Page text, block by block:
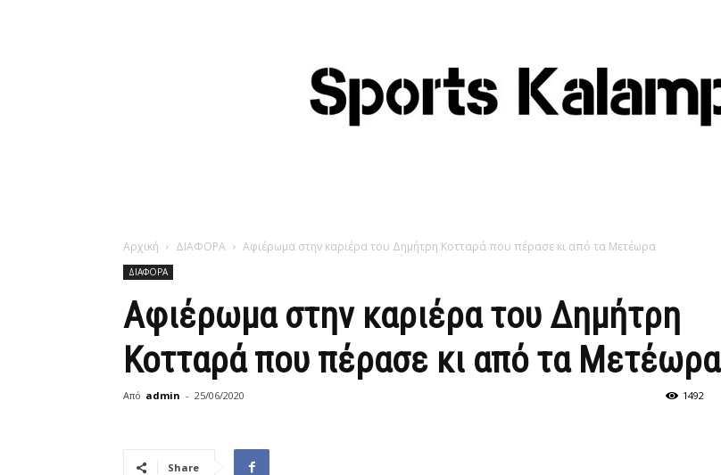
Αρχική ΔΙΑΦΟΡΑ Αφιέρωμα στην καριέρα του Δημήτρη Κοτταρά που πέρασε κι από τα Μετέωρα
ΔΙΑΦΟΡΑ
Αφιέρωμα στην καριέρα του Δημήτρη
Κοτταρά που πέρασε κι από τα Μετέωρα
Από admin - 25/06/2020 1492
Share